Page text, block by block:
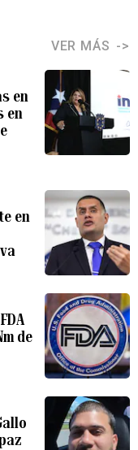
VER MÁS
en
en
en
de